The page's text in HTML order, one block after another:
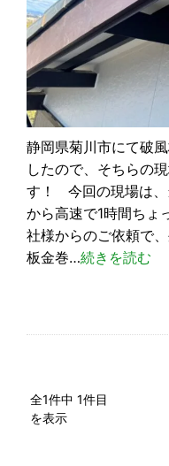
静岡県菊川市にて破
したので、そちらの
す！ 今回の現場は、
から高速で1時間ちょ
社様からのご依頼で
板金巻…続きを読む
全1件中 1件目
を表示